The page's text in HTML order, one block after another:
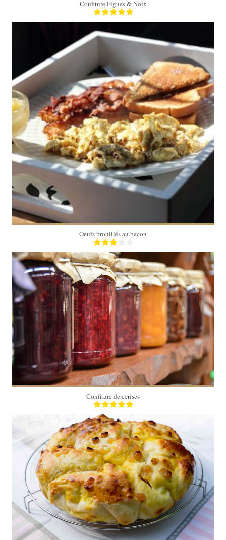
Confiture Figues & Noix
2 personnes
10 Min
Oeufs brouillés au bacon
2 pots
20 Min
Confiture de cerises
6 personnes
30 Min